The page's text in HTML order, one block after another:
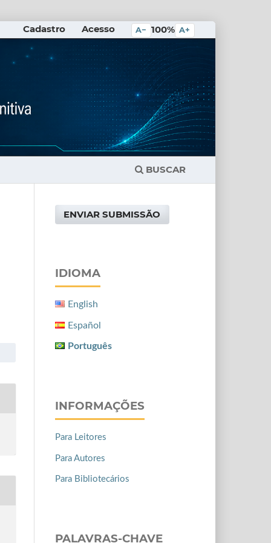
BUSCAR
Cadastro Acesso A− 100% A+
ENVIAR SUBMISSÃO
IDIOMA
English
Español
Português
INFORMAÇÕES
Para Leitores
Para Autores
Para Bibliotecários
PALAVRAS-CHAVE